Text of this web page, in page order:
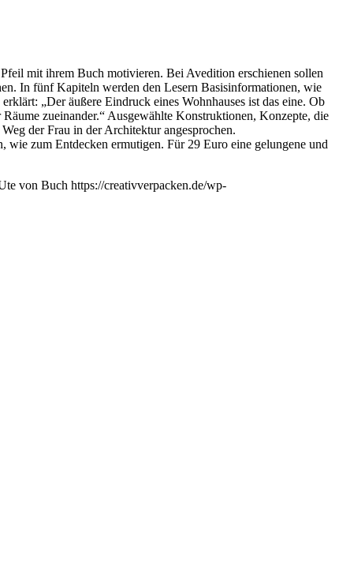
mit ihrem Buch motivieren. Bei Avedition erschienen sollen
In fünf Kapiteln werden den Lesern Basisinformationen, wie
„Der äußere Eindruck eines Wohnhauses ist das eine. Ob
zueinander.“ Ausgewählte Konstruktionen, Konzepte, die
der Frau in der Architektur angesprochen.
wie zum Entdecken ermutigen. Für 29 Euro eine gelungene und
von Buch https://creativverpacken.de/wp-